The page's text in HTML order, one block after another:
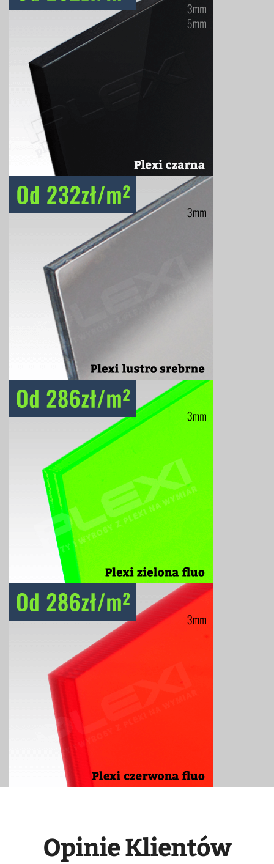
Opinie Klientów